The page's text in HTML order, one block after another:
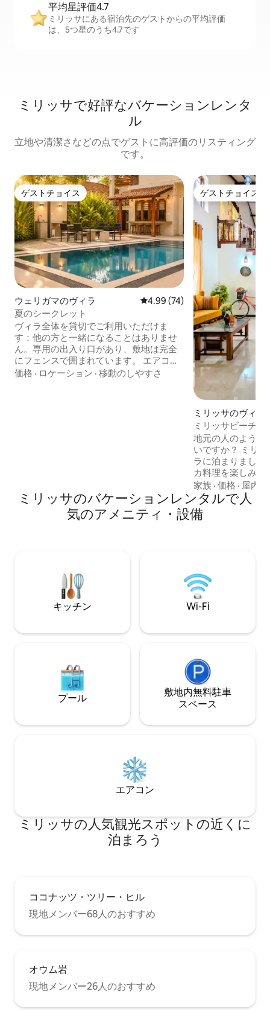
平均星評価4.7
ミリッサにある宿泊先のゲストからの平均評価
は、5つ星のうち4.7です
ミリッサで好評なバケーションレンタ
ル
立地や清潔さなどの点でゲストに高評価のリスティング
です。
ゲストチョイス
ゲストチョイス
ウェリガマのヴィラ レビュー74件、5つ星中4.99つ
4.99 (74)
夏のシークレット
ヴィラ全体を貸切でご利用いただけま
す：他の方と一緒になることはありませ
ん。専用の出入り口があり、敷地は完全
にフェンスで囲まれています。 エアコン
付き寝室3室、屋根裏部屋1室 豪華なバス
価格 · ロケーション · 移動のしやすさ
ゲストチョイス
ゲストチョイス
ミリッサのヴィラ
ミリッサビーチ
コン付き・庭付き
地元の人のように
いですか？ ミリッサにある私たちのヴィ
ラに泊まりましょう！ 本格的な
カ料理を楽しみ、
すのに最適な場所です こちらは
カのお家です。 🌴パームウェイ・イン🌴
美しいミリッサに
です。 ミリッサビーチまで300m ウェリ
を醸し出しています。 違いを体
てください。
家族 ·価格 · 屋内
ミリッサのバケーションレンタルで人
気のアメニティ・設備
キッチン Wi-Fi
プール
敷地内無料駐⁠車
ス⁠ペ⁠ー⁠ス
エアコン
ミリッサの人気観光スポットの近くに
泊まろう
ココナッツ・ツリー・ヒル
現地メンバー68人のおすすめ
オウム岩
現地メンバー26人のおすすめ